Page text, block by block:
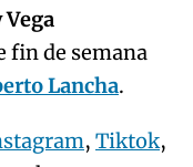
fin de semana
Lancha.
, Tiktok,